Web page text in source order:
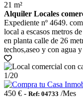
21 m²
Alquiler Locales
Expediente nº 4649.
local a escasos metros
en planta calle de 26
techos,aseo y con agua
1/20
450 € - Ref: 04733 /Mes